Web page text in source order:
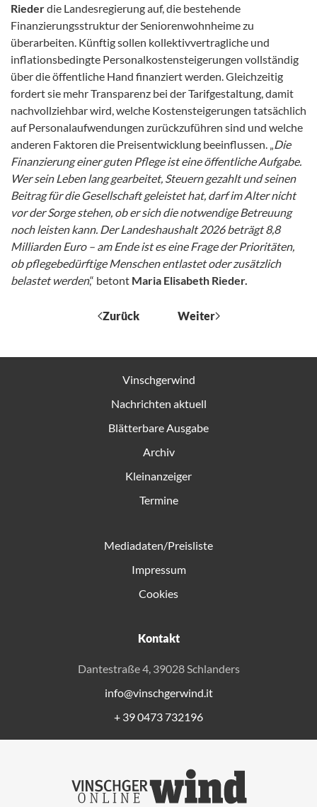
Riederdie Landesregierung auf, die bestehende
Finanzierungsstruktur der Seniorenwohnheime zu
überarbeiten. Künftig sollen kollektivvertragliche und
inflationsbedingte Personalkostensteigerungen vollständig
über die öffentliche Hand finanziert werden. Gleichzeitig
fordert sie mehr Transparenz bei der Tarifgestaltung, damit
nachvollziehbar wird, welche Kostensteigerungen tatsächlich
auf Personalaufwendungen zurückzuführen sind und welche
anderen Faktoren die Preisentwicklung beeinflussen. „
Die
Finanzierung einer guten Pflege ist eine öffentliche Aufgabe.
Wer sein Leben lang gearbeitet, Steuern gezahlt und seinen
Beitrag für die Gesellschaft geleistet hat, darf im Alter nicht
vor der Sorge stehen, ob er sich die notwendige Betreuung
noch leisten kann. Der Landeshaushalt 2026 beträgt 8,8
Milliarden Euro – am Ende ist es eine Frage der Prioritäten,
ob pflegebedürftige Menschen entlastet oder zusätzlich
belastet werden,“ betont Maria Elisabeth Rieder.
Zurück Weiter
Vinschgerwind
Nachrichten aktuell
Blätterbare Ausgabe
Archiv
Kleinanzeiger
Termine
Mediadaten/Preisliste
Impressum
Cookies
Kontakt
Dantestraße 4, 39028 Schlanders
info@vinschgerwind.it
+ 39 0473 732196